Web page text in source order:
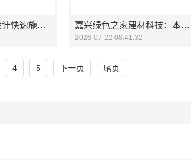
昆山大平层全案设计快速施工，认准苏州兔哥哥智装新材料有限公司 嘉兴绿色之家建材科技：本地化家庭装修机构翻新专家
2026-07-22 08:41:32
4 5 下一页 尾页